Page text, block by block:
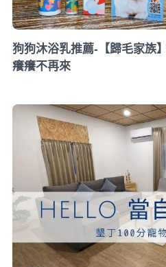
狗狗沐浴乳推薦-【歸毛家族
癢癢不再來